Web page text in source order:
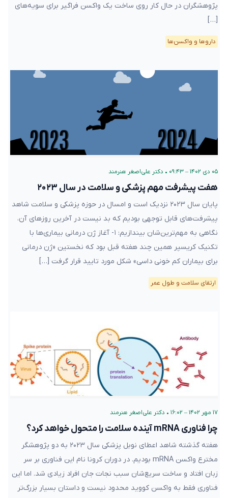
پژوهشگران در حال کار روی ساخت یک واکسن‌ فراگیر برای سویه‌های
[…]
دارو‌ها و واکسن‌ها
۰۵ دی ۱۴۰۲ – ۰۹:۴۳ • دکتر علی‌اصغر هنرمند
هفت پیشرفت مهم پزشکی و سلامت در سال ۲۰۲۳
پایان سال ۲۰۲۳ نزدیک است و امسال در حوزه پزشکی و سلامت شاهد
پیشرفت‌های قابل توجهی بودیم که بد نیست در آخرین روزهای آن،
نگاهی به مهم‌ترین‌شان بیندازیم: ۱- آغاز ژن درمانی بیماری‌ها با
تکنیک کریسپر همین چند هفته قبل بود که نخستین «ژن درمانی
برای بیماران کم خونی داسی» شکل مورد تایید قرار گرفت […]
ارتقای سلامت و طول عمر
۱۷ مهر ۱۴۰۲ – ۱۶:۰۲ • دکتر علی‌اصغر هنرمند
چرا فناوری mRNA آینده سلامت را متحول خواهد کرد؟
هفته گذشته شاهد اعطای نوبل پزشکی سال ۲۰۲۳ به دو پژوهشگر
مخترع واکسن mRNA بودیم. در دوران کرونا نام این فناوری بر سر
زبان‌ افتاد و ساخت سریع‌شان سبب نجات جان افراد زیادی شد. اما این
فناوری فقط به واکسن کووید محدود نیست و داستان بسیار بزرگ‌تر